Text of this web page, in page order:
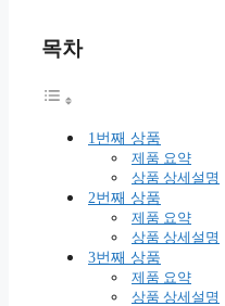
목차
1번째 상품
제품 요약
상품 상세설명
2번째 상품
제품 요약
상품 상세설명
3번째 상품
제품 요약
상품 상세설명